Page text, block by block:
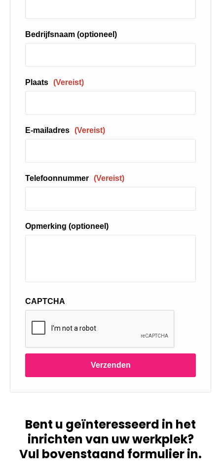
Bedrijfsnaam (optioneel)
Plaats (Vereist)
E-mailadres (Vereist)
Telefoonnummer (Vereist)
Opmerking (optioneel)
CAPTCHA
Verzenden
Bent u geïnteresseerd in het
inrichten van uw werkplek?
Vul bovenstaand formulier in.